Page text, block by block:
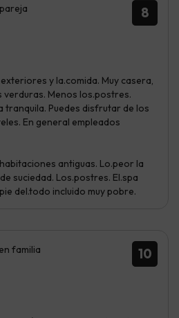
8
y la.comida. Muy casera,
verduras. Menos los.postres.
tranquila. Puedes disfrutar de los
En general empleados
antiguas. Lo.peor la
suciedad. Los.postres. El.spa
del.todo incluido muy pobre.
10
familia